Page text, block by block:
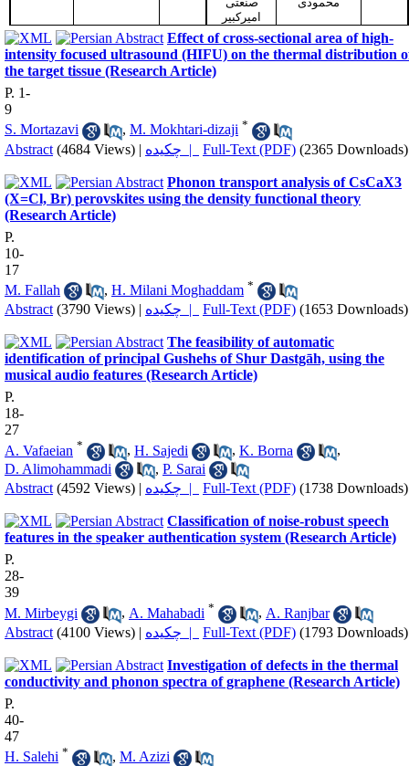
امیرکبیر
Effect of cross-sectional area of high-
intensity focused ultrasound (HIFU) on the thermal distribution
the target tissue (Research Article)
P. 1-
9
S. Mortazavi
, M. Mokhtari-dizaji *
Abstract (4684 Views) | چکیده | Full-Text (PDF) (2365 Downloads)
Phonon transport analysis of CsCaX3
(X=Cl, Br) perovskites using the density functional theory
(Research Article)
P.
10-
17
M. Fallah
, H. Milani Moghaddam *
Abstract (3790 Views) | چکیده | Full-Text (PDF) (1653 Downloads)
The feasibility of automatic
identification of principal Gushehs of Shur Dastgāh, using the
musical audio features (Research Article)
P.
18-
27
A. Vafaeian * , H. Sajedi , K. Borna
,
D. Alimohammadi
, P. Sarai
Abstract (4592 Views) | چکیده | Full-Text (PDF) (1738 Downloads)
Classification of noise-robust speech
features in the speaker authentication system (Research Article)
P.
28-
39
M. Mirbeygi
, A. Mahabadi * , A. Ranjbar
Abstract (4100 Views) | چکیده | Full-Text (PDF) (1793 Downloads)
Investigation of defects in the thermal
conductivity and phonon spectra of graphene (Research Article)
P.
40-
47
H. Salehi * , M. Azizi